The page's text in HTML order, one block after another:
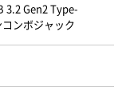
3.2 Gen2 Type-
ンボジャック